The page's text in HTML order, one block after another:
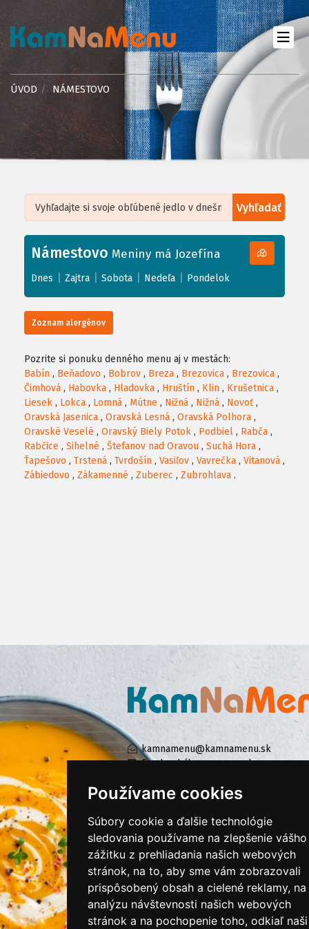
Používame cookies
Súbory cookie a ďalšie technológie
sledovania používame na zlepšenie vášho
zážitku z prehliadania našich webových
stránok, na to, aby sme vám zobrazovali
prispôsobený obsah a cielené reklamy, na
analýzu návštevnosti našich webových
stránok a na pochopenie toho, odkiaľ naši
ÚVOD NÁMESTOVO
Vyhľadať
+
−
Leaflet| ©OpenStreetMap, Tiles courtesy ofHumanitarian OpenStreetMap
Námestovo Meniny má Jozefína
Dnes Zajtra Sobota Nedeľa Pondelok
Zoznam alergénov
Pozrite si ponuku denného menu aj v mestách:
Babín , Beňadovo , Bobrov , Breza , Brezovica , Brezovica ,
Čimhová , Habovka , Hladovka , Hruštín , Klin , Krušetnica ,
Liesek , Lokca , Lomná , Mútne , Nižná , Nižná , Novoť ,
Oravská Jasenica , Oravská Lesná , Oravská Polhora ,
Oravské Veselé , Oravský Biely Potok , Podbiel , Rabča ,
Rabčice , Sihelné , Štefanov nad Oravou , Suchá Hora ,
Ťapešovo , Trstená , Tvrdošín , Vasiľov , Vavrečka , Vitanová ,
Zábiedovo , Zákamenné , Zuberec , Zubrohlava .
kamnamenu@kamnamenu.sk
facebook/kamnamenu.sk
PRIHLÁSIŤ SA DO ZÁKAZNÍCKEJ ZÓNY
Všeobecné obchodné podmienky